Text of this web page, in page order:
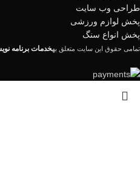
طراحی وب سایت
پخش لوازم ورزشی
پخش انواع سنگ
تمامی حقوق این سایت متعلق بهخدمات برنامه